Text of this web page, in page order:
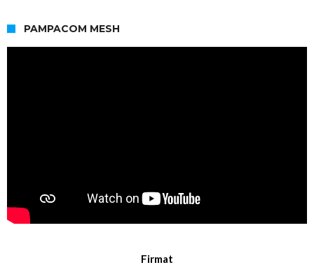
PAMPACOM MESH
Firmat